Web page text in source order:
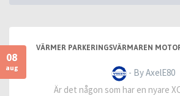
08
aug
VÄRMER PARKERINGSVÄRMAREN
- By AxelE80
Är det någon som har en nyare